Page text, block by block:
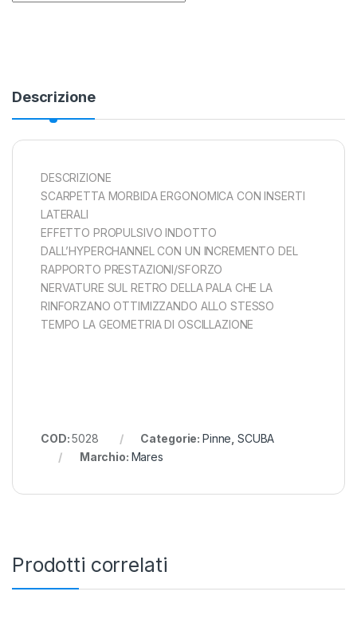
Descrizione
DESCRIZIONE
SCARPETTA MORBIDA ERGONOMICA CON INSERTI
LATERALI
EFFETTO PROPULSIVO INDOTTO
DALL’HYPERCHANNEL CON UN INCREMENTO DEL
RAPPORTO PRESTAZIONI/SFORZO
NERVATURE SUL RETRO DELLA PALA CHE LA
RINFORZANO OTTIMIZZANDO ALLO STESSO
TEMPO LA GEOMETRIA DI OSCILLAZIONE
COD:5028 Categorie: Pinne SCUBA
Marchio: Mares
Prodotti correlati